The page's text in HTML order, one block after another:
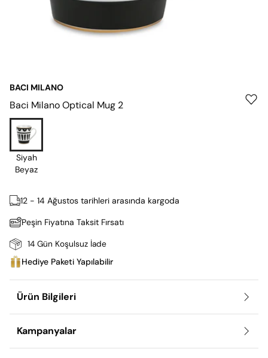
BACI MILANO
Baci Milano Optical Mug 2
Siyah
Beyaz
12 - 14 Ağustos tarihleri arasında kargoda
Peşin Fiyatına Taksit Fırsatı
14 Gün Koşulsuz İade
Hediye Paketi Yapılabilir
Ürün Bilgileri
Kampanyalar